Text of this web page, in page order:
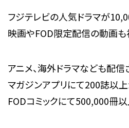
フジテレビの人気ドラマが
映画やFOD限定配信の動画も
アニメ、海外ドラマなども配信
マガジンアプリにて200誌以
FODコミックにて500,000冊以